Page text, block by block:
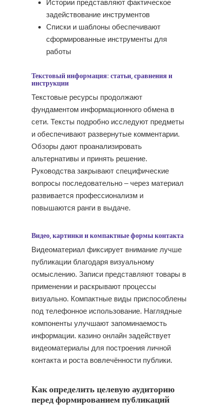
Истории представляют фактическое
задействование инструментов
Списки и шаблоны обеспечивают
сформированные инструменты для
работы
Текстовый информация: статьи, сравнения и
инструкции
Текстовые ресурсы продолжают
фундаментом информационного обмена в
сети. Тексты подробно исследуют предметы
и обеспечивают развернутые комментарии.
Обзоры дают проанализировать
альтернативы и принять решение.
Руководства закрывают специфические
вопросы последовательно – через материал
развивается профессионализм и
повышаются ранги в выдаче.
Видео, картинки и компактные формы контакта
Видеоматериал фиксирует внимание лучше
публикации благодаря визуальному
осмыслению. Записи представляют товары в
применении и раскрывают процессы
визуально. Компактные виды приспособлены
под телефонное использование. Наглядные
компоненты улучшают запоминаемость
информации. казино онлайн задействует
видеоматериалы для построения личной
контакта и роста вовлечённости публики.
Как определить целевую аудиторию
перед формированием публикаций